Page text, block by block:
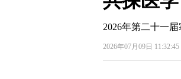
2026年第二十一
2026年07月09日 11:32:45